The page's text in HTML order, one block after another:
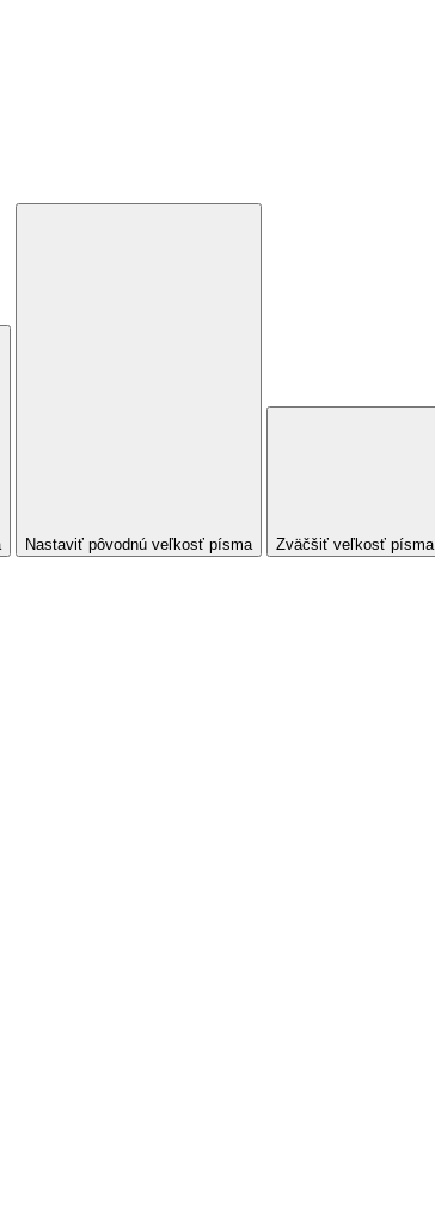
Nastaviť pôvodnú veľkosť písma Zväčšiť veľkosť písma